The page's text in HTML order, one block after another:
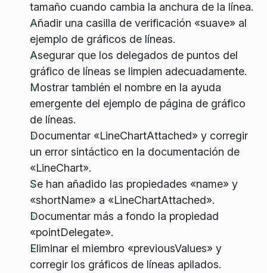
tamaño cuando cambia la anchura de la línea.
Añadir una casilla de verificación «suave» al
ejemplo de gráficos de líneas.
Asegurar que los delegados de puntos del
gráfico de líneas se limpien adecuadamente.
Mostrar también el nombre en la ayuda
emergente del ejemplo de página de gráfico
de líneas.
Documentar «LineChartAttached» y corregir
un error sintáctico en la documentación de
«LineChart».
Se han añadido las propiedades «name» y
«shortName» a «LineChartAttached».
Documentar más a fondo la propiedad
«pointDelegate».
Eliminar el miembro «previousValues» y
corregir los gráficos de líneas apilados.